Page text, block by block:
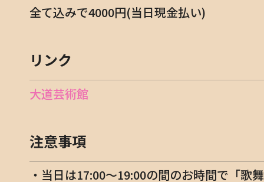
新宿歌舞伎町春画展
全て込みで4000円(当日現金払い)
リンク
大道芸術館
注意事項
・当日は17:00〜19:00の間のお時間で「歌